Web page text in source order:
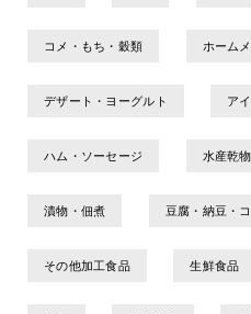
コメ・もち・穀類 ホーム
デザート・ヨーグルト ア
ハム・ソーセージ 水産乾
漬物・佃煮 豆腐・納豆・
その他加工食品 生鮮食品